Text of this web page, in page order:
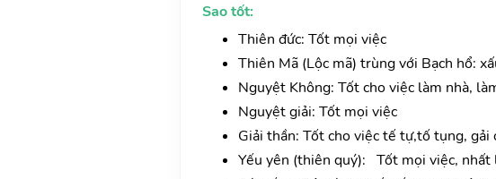
Sao tốt:
Thiên đức: Tốt mọi việc
Thiên Mã (Lộc mã) trùng với Bạch hổ:
Nguyệt Không: Tốt cho việc làm nhà,
Nguyệt giải: Tốt mọi việc
Giải thần: Tốt cho việc tế tự,tố tụng, gải
Yếu yên (thiên quý): Tốt mọi việc, nhất